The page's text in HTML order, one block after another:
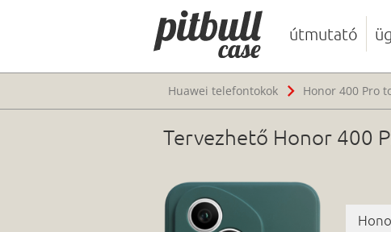
útmutató
Huawei telefontokok Honor 400 Pro
Tervezhető Honor 400